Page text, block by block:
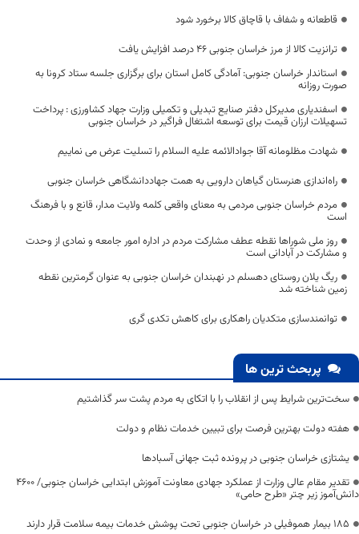
قاطعانه و شفاف با قاچاق کالا برخورد شود
ترانزیت کالا از مرز خراسان جنوبی ۴۶ درصد افزایش یافت
استاندار خراسان جنوبی: آمادگی کامل استان برای برگزاری جلسه ستاد کرونا به
صورت روزانه
اسفندیاری مدیرکل دفتر صنایع تبدیلی و تکمیلی وزارت جهاد کشاورزی : پرداخت
تسهیلات ارزان قیمت برای توسعه اشتغال فراگیر در خراسان جنوبی
شهادت مظلومانه آقا جوادالائمه علیه السلام را تسلیت عرض می نماییم
راه‌اندازی هنرستان گیاهان دارویی به همت جهاددانشگاهی خراسان جنوبی
مردم خراسان جنوبی مردمی به معنای واقعی کلمه ولایت مدار، قانع و با فرهنگ
است
روز ملی شوراها نقطه عطف مشارکت مردم در اداره امور جامعه و نمادی از وحدت
و مشارکت در آبادانی است
ریگ یلان روستای دهسلم در نهبندان خراسان جنوبی به عنوان گرمترین نقطه
زمین شناخته شد
توانمندسازی متکدیان راهکاری برای کاهش تکدی گری
پربحث ترین ها
سخت‌ترین شرایط پس از انقلاب را با اتکای به مردم پشت سر گذاشتیم
هفته دولت بهترین فرصت برای تبیین خدمات نظام و دولت
یشتازی خراسان جنوبی در پرونده ثبت جهانی آسبادها
تقدیر مقام عالی وزارت از عملکرد جهادی معاونت آموزش ابتدایی خراسان جنوبی/ ۴۶۰۰
دانش‌آموز زیر چتر «طرح حامی»
۱۸۵ بیمار هموفیلی در خراسان جنوبی تحت پوشش خدمات بیمه سلامت قرار دارند